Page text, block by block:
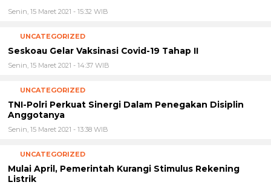
Senin, 15 Maret 2021 - 15:32 WIB
UNCATEGORIZED
Seskoau Gelar Vaksinasi Covid-19 Tahap II
Senin, 15 Maret 2021 - 14:37 WIB
UNCATEGORIZED
TNI-Polri Perkuat Sinergi Dalam Penegakan Disiplin
Anggotanya
Senin, 15 Maret 2021 - 13:38 WIB
UNCATEGORIZED
Mulai April, Pemerintah Kurangi Stimulus Rekening
Listrik